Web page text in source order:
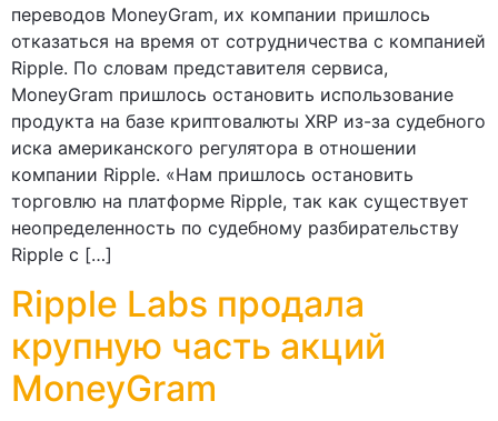
переводов MoneyGram, их компании пришлось
отказаться на время от сотрудничества с компанией
Ripple. По словам представителя сервиса,
MoneyGram пришлось остановить использование
продукта на базе криптовалюты XRP из-за судебного
иска американского регулятора в отношении
компании Ripple. «Нам пришлось остановить
торговлю на платформе Ripple, так как существует
неопределенность по судебному разбирательству
Ripple с […]
Ripple Labs продала
крупную часть акций
MoneyGram